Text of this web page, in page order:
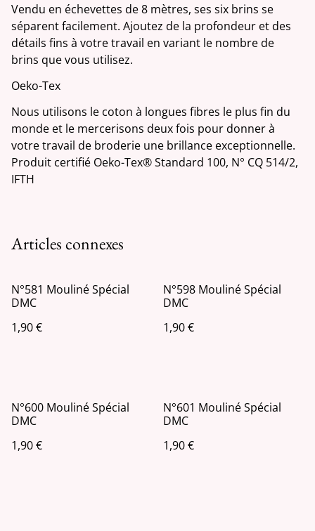
Vendu en échevettes de 8 mètres, ses six brins se
séparent facilement. Ajoutez de la profondeur et des
détails fins à votre travail en variant le nombre de
brins que vous utilisez.
Oeko-Tex
Nous utilisons le coton à longues fibres le plus fin du
monde et le mercerisons deux fois pour donner à
votre travail de broderie une brillance exceptionnelle.
Produit certifié Oeko-Tex® Standard 100, N° CQ 514/2,
IFTH
Articles connexes
N°581 Mouliné Spécial
DMC
1,90 €
N°598 Mouliné Spécial
DMC
1,90 €
N°600 Mouliné Spécial
DMC
1,90 €
N°601 Mouliné Spécial
DMC
1,90 €